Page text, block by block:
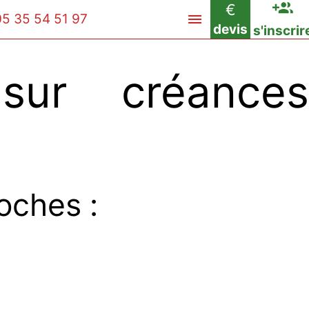
35 54 51 97
€
devis
créances
: